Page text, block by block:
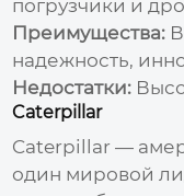
погрузчики и
Преимущества:
надежность,
Недостатки:
Caterpillar
Caterpillar —
один мировой